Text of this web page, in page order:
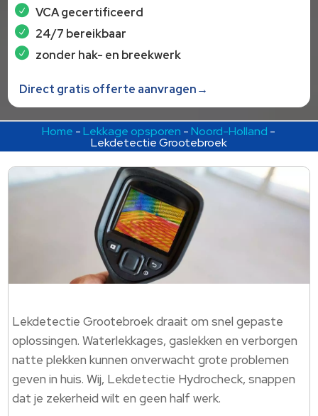
VCA gecertificeerd
24/7 bereikbaar
zonder hak- en breekwerk
Direct gratis offerte aanvragen→
Home -Lekkage opsporen -Noord-Holland -
Lekdetectie Grootebroek
Lekdetectie Grootebroek draait om snel gepaste
oplossingen.​ Waterlekkages, gaslekken en verborgen
natte plekken kunnen onverwacht grote problemen
geven in huis.​ Wij, Lekdetectie Hydrocheck, snappen
dat je zekerheid wilt en geen half werk.​